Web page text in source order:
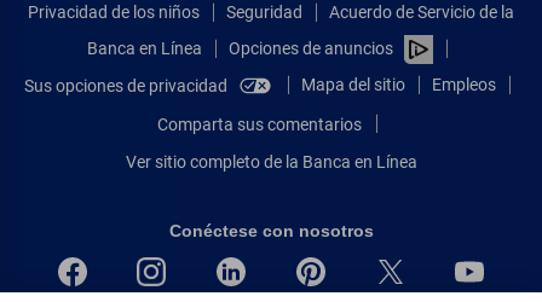
Privacidad de los niños
Seguridad
Acuerdo de Servicio de la
Banca en Línea
Opciones de anuncios
Sus opciones de privacidad
Mapa del sitio Empleos
Comparta sus comentarios
Ver sitio completo de la Banca en Línea
Conéctese con nosotros